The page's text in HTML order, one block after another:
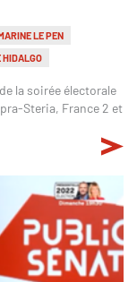
LE PEN
HIDALGO
la soirée électorale
Steria, France 2 et